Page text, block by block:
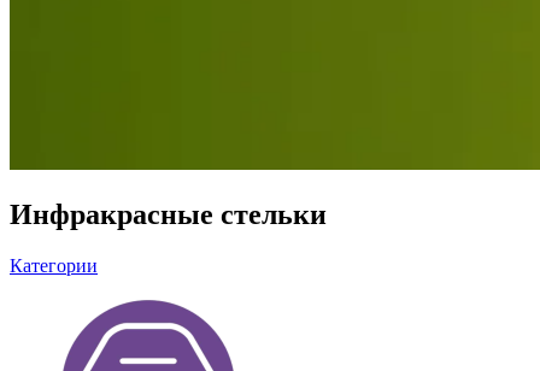
Инфракрасные стельки
Категории